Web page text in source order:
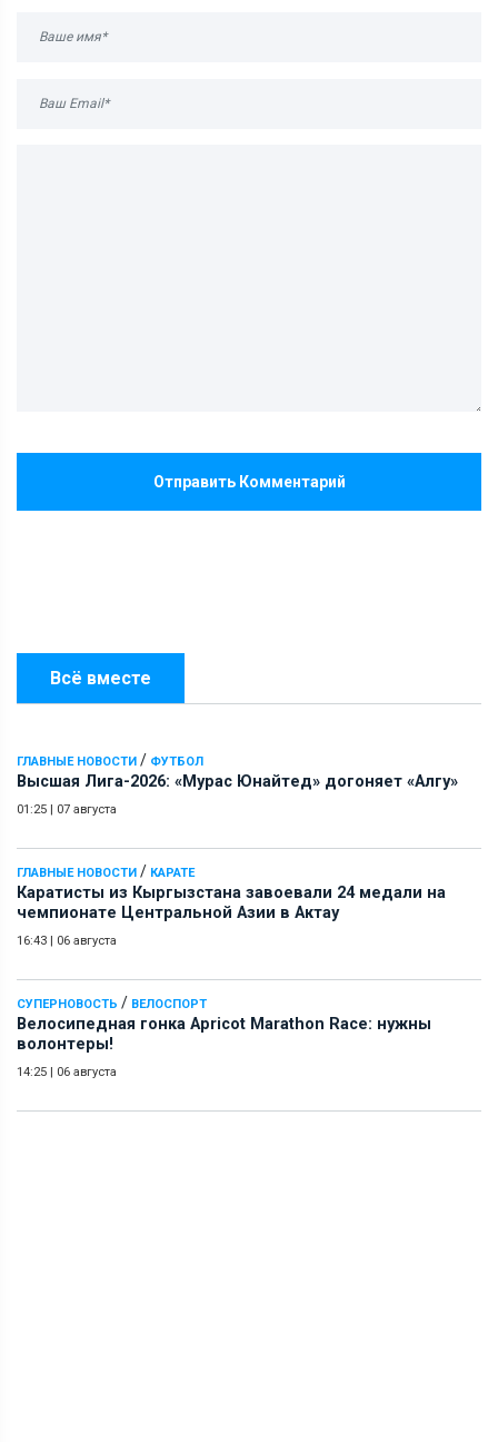
Всё вместе
ГЛАВНЫЕ НОВОСТИ / ФУТБОЛ
Высшая Лига-2026: «Мурас Юнайтед» догоняет «Алгу»
01:25 | 07 августа
ГЛАВНЫЕ НОВОСТИ / КАРАТЕ
Каратисты из Кыргызстана завоевали 24 медали на
чемпионате Центральной Азии в Актау
16:43 | 06 августа
СУПЕРНОВОСТЬ / ВЕЛОСПОРТ
Велосипедная гонка Apricot Marathon Race: нужны
волонтеры!
14:25 | 06 августа
Отправить Комментарий